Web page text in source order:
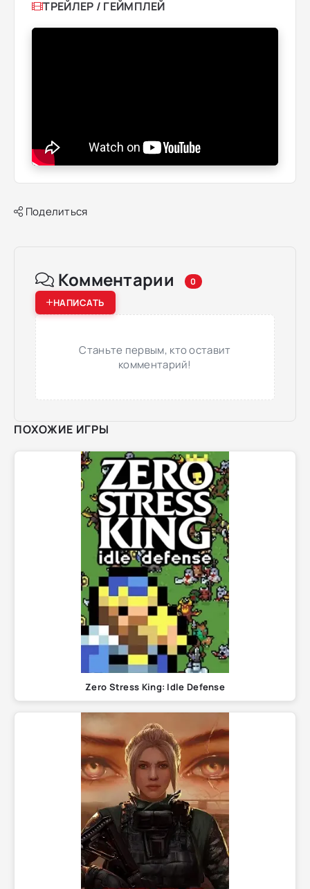
ТРЕЙЛЕР / ГЕЙМПЛЕЙ
Поделиться
Комментарии 0
НАПИСАТЬ
Станьте первым, кто оставит
комментарий!
ПОХОЖИЕ ИГРЫ
Zero Stress King: Idle Defense